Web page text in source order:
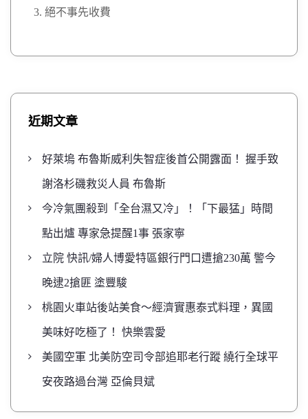
絕不事先收費
近期文章
好萊塢 布魯斯威利失智症後首公開露面！ 握手致
謝洛杉磯救災人員 布魯斯
今冷氣團殺到「全台濕又冷」！「下最猛」時間
點出爐 專家急提醒1事 張家寧
立院 快訊/婦人博愛特區銀行門口遭搶230萬 警今
晚逮2搶匪 塗豐駿
桃園火車站後站美食～經濟實惠泰式料理，異國
美味好吃極了！ 快樂雲愛
美國空軍 北美防空司令部追耶老行蹤 繞行全球平
安夜路過台灣 亞倫貝斌